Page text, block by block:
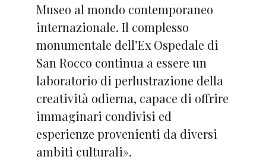
Museo al mondo contemporaneo
internazionale. Il complesso
monumentale dell’Ex Ospedale di
San Rocco continua a essere un
laboratorio di perlustrazione della
creatività odierna, capace di offrire
immaginari condivisi ed
esperienze provenienti da diversi
ambiti culturali».